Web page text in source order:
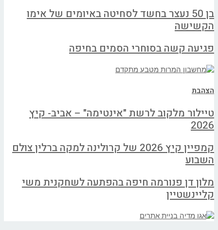
בן 50 נעצר בחשד לסחיטה באיומים של אימו
הקשישה
פגיעה קשה בסוחרי הסמים בחיפה
הצהבת
טיילור מלקוב לרשת "אינטימה" – אביב- קיץ
2026
קמפיין קיץ 2026 של קרולינה למקה ברלין צולם
השבוע
מלון דן פנורמה חיפה בהפתעה לשחקנית משי
קליינשטיין